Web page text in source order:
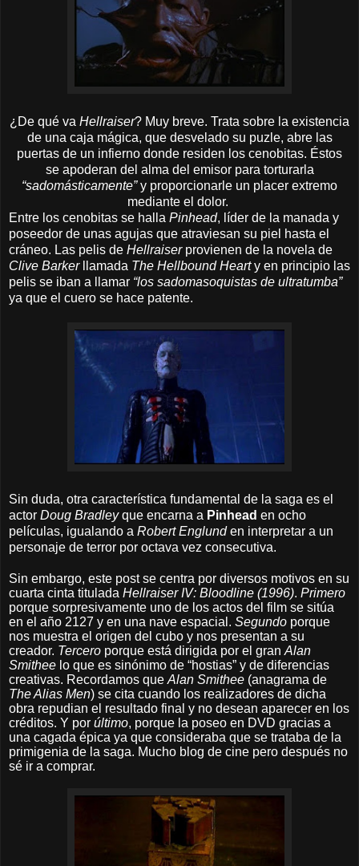
¿De qué va Hellraiser? Muy breve. Trata sobre la existencia
de una caja mágica, que desvelado su puzle, abre las
puertas de un infierno donde residen los cenobitas. Éstos
se apoderan del alma del emisor para torturarla
“sadomásticamente”y proporcionarle un placer extremo
mediante el dolor.
Entre los cenobitas se halla Pinhead, líder de la manada y
poseedor de unas agujas que atraviesan su piel hasta el
cráneo. Las pelis de Hellraiserprovienen de la novela de
Clive Barker
llamada The Hellbound Hearty en principio las
pelis se iban a llamar “los sadomasoquistas de ultratumba”
ya que el cuero se hace patente.
Sin duda, otra característica fundamental de la saga es el
actor Doug Bradleyque encarna a Pinhead en ocho
películas, igualando a Robert Englunden interpretar a un
personaje de terror por octava vez consecutiva.
Sin embargo, este post se centra por diversos motivos en su
cuarta cinta titulada Hellraiser IV: Bloodline (1996). Primero
porque sorpresivamente uno de los actos del film se sitúa
en el año 2127 y en una nave espacial. Segundo porque
nos muestra el origen del cubo y nos presentan a su
creador. Tercero porque está dirigida por el gran Alan
Smithee lo que es sinónimo de “hostias” y de diferencias
creativas. Recordamos que Alan Smithee (anagrama de
The Alias Men) se cita cuando los realizadores de dicha
obra repudian el resultado final y no desean aparecer en los
créditos. Y por último, porque la poseo en DVD gracias a
una cagada épica ya que consideraba que se trataba de la
primigenia de la saga. Mucho blog de cine pero después no
sé ir a comprar.